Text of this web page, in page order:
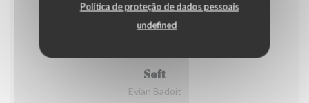
Política de proteção de dados pessoais
undefined
Eau parfumée fait maison
5,00 EUR
Soft
Evian Badoit